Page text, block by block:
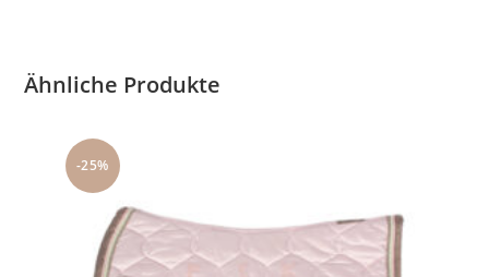
Ähnliche Produkte
-25%